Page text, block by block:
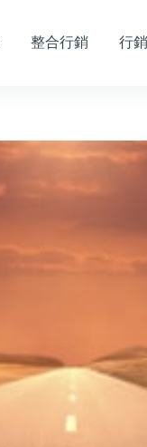
整合行銷 行